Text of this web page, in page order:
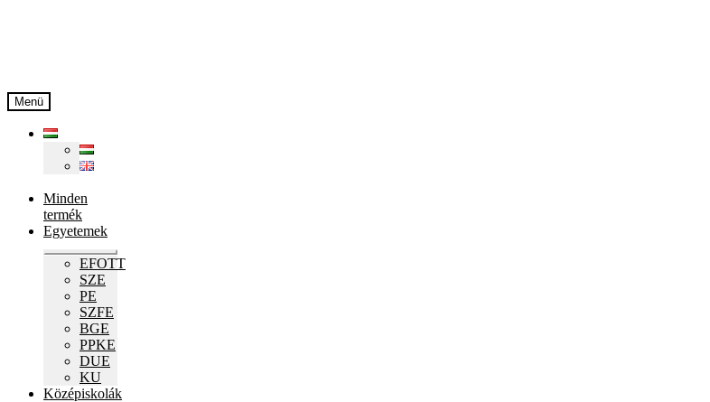
Menü
Minden
termék
Egyetemek
Expand
child
EFOTT
SZE
PE
SZFE
BGE
PPKE
DUE
KU
Középiskolák